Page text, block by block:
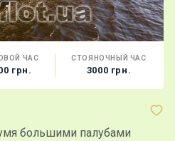
ЧАС
грн.
СТОЯНОЧНЫЙ ЧАС
3000 грн.
большими палубами